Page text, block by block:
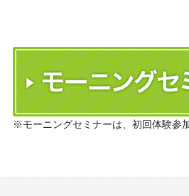
※モーニングセミナーは、初回体験参